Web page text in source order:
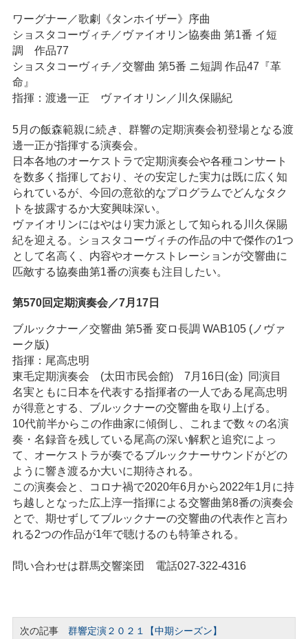
ワーグナー／歌劇《タンホイザー》序曲
ショスタコーヴィチ／ヴァイオリン協奏曲 第1番 イ短
調 作品77
ショスタコーヴィチ／交響曲 第5番 ニ短調 作品47『革
命』
指揮：渡邊一正 ヴァイオリン／川久保賜紀
5月の飯森範親に続き、 群響の定期演奏会初登場となる渡
邊一正が指揮する演奏会。
日本各地のオーケストラで定期演奏会や各種コンサート
を数多く指揮しており、その安定した実力は既に広く知
られているが、今回の意欲的なプログラムでどんなタク
トを披露するか大変興味深い。
ヴァイオリンにはやはり実力派として知られる川久保賜
紀を迎える。ショスタコーヴィチの作品の中で傑作の1つ
として名高く、内容やオーケストレーションが交響曲に
匹敵する協奏曲第1番の演奏も注目したい。
第570回定期演奏会／7月17日
ブルックナー／交響曲 第5番 変ロ長調 WAB105 (ノヴァ
ーク版)
指揮：尾高忠明
東毛定期演奏会 (太田市民会館) 7月16日(金) 同演目
名実ともに日本を代表する指揮者の一人である尾高忠明
が得意とする、ブルックナーの交響曲を取り上げる。
10代前半からこの作曲家に傾倒し、これまで数々の名演
奏・名録音を残している尾高の深い解釈と追究によっ
て、オーケストラが奏でるブルックナーサウンドがどの
ように響き渡るか大いに期待される。
この演奏会と、コロナ禍で2020年6月から2022年1月に持
ち越しとなった広上淳一指揮による交響曲第8番の演奏会
とで、期せずしてブルックナーの交響曲の代表作と言わ
れる2つの作品が1年で聴けるのも特筆される。
問い合わせは群馬交響楽団 電話027-322-4316
次の記事 群響定演２０２１【中期シーズン】